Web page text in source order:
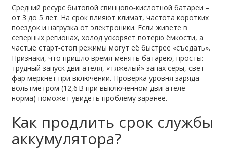
Средний ресурс бытовой свинцово‑кислотной батареи –
от 3 до 5 лет. На срок влияют климат, частота коротких
поездок и нагрузка от электроники. Если живете в
северных регионах, холод ускоряет потерю ёмкости, а
частые старт‑стоп режимы могут её быстрее «съедать».
Признаки, что пришло время менять батарею, просты:
трудный запуск двигателя, «тяжёлый» запах серы, свет
фар меркнет при включении. Проверка уровня заряда
вольтметром (12,6 В при выключенном двигателе –
норма) поможет увидеть проблему заранее.
Как продлить срок службы
аккумулятора?